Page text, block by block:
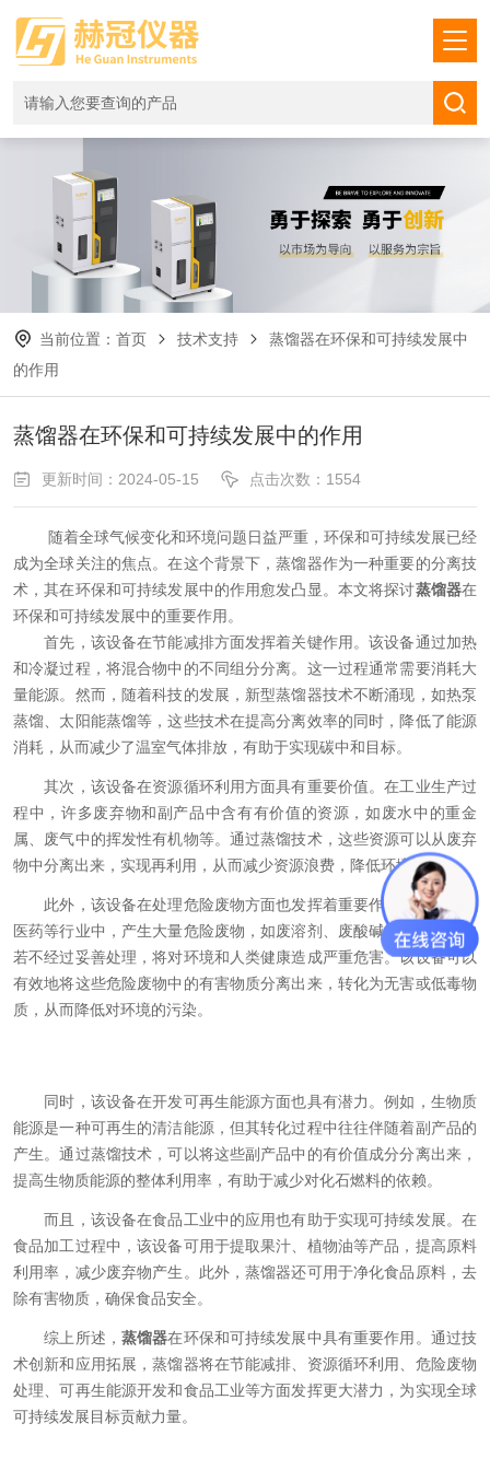
当前位置： 首页 技术支持
蒸馏器在环保和可持续发展中
的作用
蒸馏器在环保和可持续发展中的作用
更新时间：2024-05-15 点击次数：1554
随着全球气候变化和环境问题日益严重，环保和可持续发展已经
成为全球关注的焦点。在这个背景下，蒸馏器作为一种重要的分离技
术，其在环保和可持续发展中的作用愈发凸显。本文将探讨蒸馏器在
环保和可持续发展中的重要作用。
首先，该设备在节能减排方面发挥着关键作用。该设备通过加热
和冷凝过程，将混合物中的不同组分分离。这一过程通常需要消耗大
量能源。然而，随着科技的发展，新型蒸馏器技术不断涌现，如热泵
蒸馏、太阳能蒸馏等，这些技术在提高分离效率的同时，降低了能源
消耗，从而减少了温室气体排放，有助于实现碳中和目标。
其次，该设备在资源循环利用方面具有重要价值。在工业生产过
程中，许多废弃物和副产品中含有有价值的资源，如废水中的重金
属、废气中的挥发性有机物等。通过蒸馏技术，这些资源可以从废弃
物中分离出来，实现再利用，从而减少资源浪费，降低环境污染。
此外，该设备在处理危险废物方面也发挥着重要作用。在化工、
医药等行业中，产生大量危险废物，如废溶剂、废酸碱等。这些废物
若不经过妥善处理，将对环境和人类健康造成严重危害。该设备可以
有效地将这些危险废物中的有害物质分离出来，转化为无害或低毒物
质，从而降低对环境的污染。
同时，该设备在开发可再生能源方面也具有潜力。例如，生物质
能源是一种可再生的清洁能源，但其转化过程中往往伴随着副产品的
产生。通过蒸馏技术，可以将这些副产品中的有价值成分分离出来，
提高生物质能源的整体利用率，有助于减少对化石燃料的依赖。
而且，该设备在食品工业中的应用也有助于实现可持续发展。在
食品加工过程中，该设备可用于提取果汁、植物油等产品，提高原料
利用率，减少废弃物产生。此外，蒸馏器还可用于净化食品原料，去
除有害物质，确保食品安全。
综上所述， 蒸馏器在环保和可持续发展中具有重要作用。通过技
术创新和应用拓展，蒸馏器将在节能减排、资源循环利用、危险废物
处理、可再生能源开发和食品工业等方面发挥更大潜力，为实现全球
可持续发展目标贡献力量。